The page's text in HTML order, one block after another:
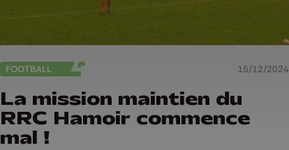
FOOTBALL 15/12/2024
La mission maintien du
RRC Hamoir commence
mal !